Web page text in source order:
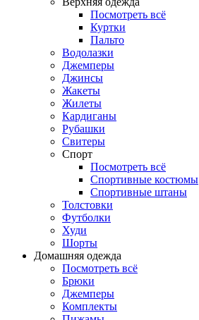
Посмотреть всё
Куртки
Пальто
Водолазки
Джемперы
Джинсы
Жакеты
Жилеты
Кардиганы
Рубашки
Свитеры
Спорт
Посмотреть всё
Спортивные костюмы
Спортивные штаны
Толстовки
Футболки
Худи
Шорты
Домашняя одежда
Посмотреть всё
Брюки
Джемперы
Комплекты